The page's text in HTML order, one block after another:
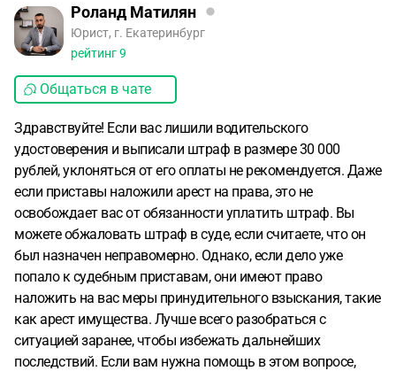
Роланд Матилян
Юрист, г. Екатеринбург
рейтинг9
Общаться в чате
Здравствуйте! Если вас лишили водительского
удостоверения и выписали штраф в размере 30 000
рублей, уклоняться от его оплаты не рекомендуется. Даже
если приставы наложили арест на права, это не
освобождает вас от обязанности уплатить штраф. Вы
можете обжаловать штраф в суде, если считаете, что он
был назначен неправомерно. Однако, если дело уже
попало к судебным приставам, они имеют право
наложить на вас меры принудительного взыскания, такие
как арест имущества. Лучше всего разобраться с
ситуацией заранее, чтобы избежать дальнейших
последствий. Если вам нужна помощь в этом вопросе,